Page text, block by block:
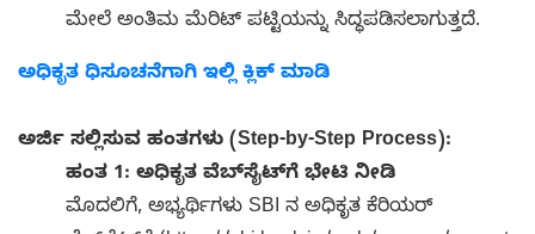
ಮೇಲೆ ಅಂತಿಮ ಮೆರಿಟ್ ಪಟ್ಟಿಯನ್ನು ಸಿದ್ಧಪಡಿಸಲಾಗುತ್ತದೆ.
ಅಧಿಕೃತ ಧಿಸೂಚನೆಗಾಗಿ ಇಲ್ಲಿ ಕ್ಲಿಕ್ ಮಾಡಿ
ಅರ್ಜಿ ಸಲ್ಲಿಸುವ ಹಂತಗಳು (Step-by-Step Process):
ಹಂತ 1: ಅಧಿಕೃತ ವೆಬ್‌ಸೈಟ್‌ಗೆ ಭೇಟಿ ನೀಡಿ
ಮೊದಲಿಗೆ, ಅಭ್ಯರ್ಥಿಗಳು SBI ನ ಅಧಿಕೃತ ಕೆರಿಯರ್